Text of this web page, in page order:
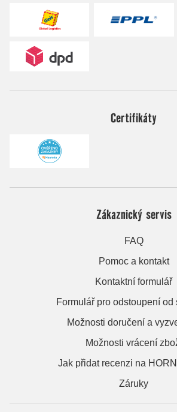
Certifikáty
Zákaznický servis
FAQ
Pomoc a kontakt
Kontaktní formulář
Formulář pro odstoupení od
Možnosti doručení a
Možnosti vrácení
Jak přidat recenzi na
Záruky